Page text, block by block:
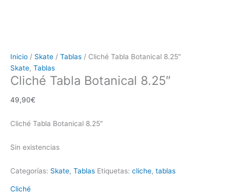
Inicio / Skate / Tablas / Cliché Tabla Botanical 8.25″
Skate, Tablas
Cliché Tabla Botanical 8.25″
49,90€
Cliché Tabla Botanical 8.25″
Sin existencias
Categorías: Skate, Tablas Etiquetas: cliche, tablas
Cliché